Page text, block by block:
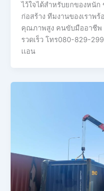
ไว้ใจได้สำหรับยกของหนัก
ก่อสร้าง ทีมงานของเราพ
คุณภาพสูง คนขับมืออาชีพ
รวดเร็ว โทร080-829-
เเอน